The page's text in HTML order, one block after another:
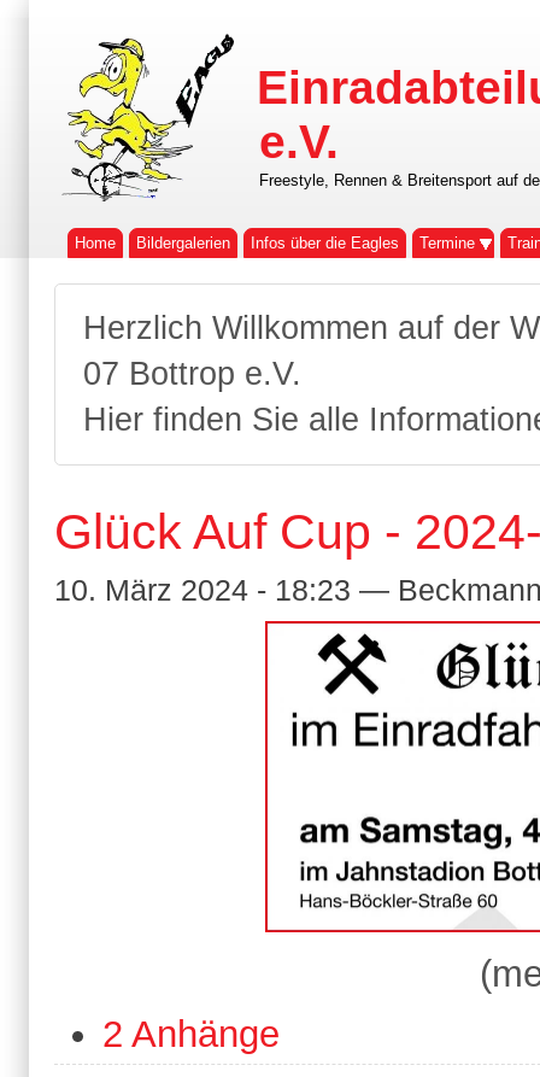
e.V.
Freestyle, Rennen & Breitensport auf
Home Bildergalerien Infos über die Eagles Termine
Herzlich Willkommen auf der
07 Bottrop e.V.
Hier finden Sie alle
Glück Auf Cup -
10. März 2024 - 18:23 —
2 Anhänge